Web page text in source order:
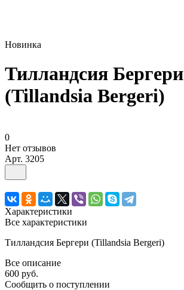
Новинка
Тилландсия Бергери
(Tillandsia Bergeri)
0
Нет отзывов
Арт. 3205
Характеристики
Все характеристики
Тилландсия Бергери (Tillandsia Bergeri)
Все описание
600 руб.
Сообщить о поступлении